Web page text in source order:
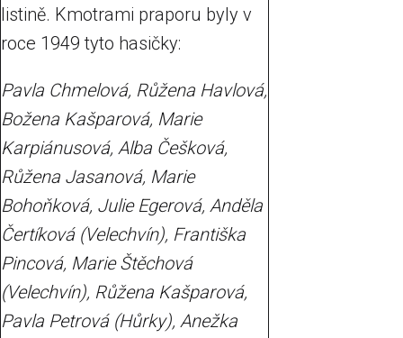
listině. Kmotrami praporu byly v
roce 1949 tyto hasičky:
Pavla Chmelová, Růžena Havlová,
Božena Kašparová, Marie
Karpiánusová, Alba Češková,
Růžena Jasanová, Marie
Bohoňková, Julie Egerová, Anděla
Čertíková (Velechvín), Františka
Pincová, Marie Štěchová
(Velechvín), Růžena Kašparová,
Pavla Petrová (Hůrky), Anežka